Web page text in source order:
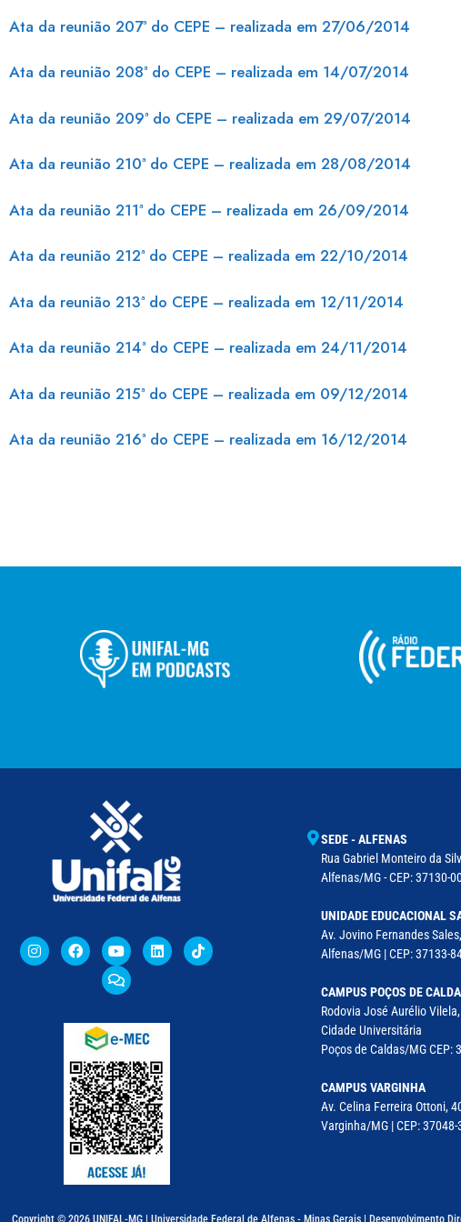
Ata da reunião 207ª do CEPE – realizada em 27/06/2014
Ata da reunião 208ª do CEPE – realizada em 14/07/2014
Ata da reunião 209ª do CEPE – realizada em 29/07/2014
Ata da reunião 210ª do CEPE – realizada em 28/08/2014
Ata da reunião 211ª do CEPE – realizada em 26/09/2014
Ata da reunião 212ª do CEPE – realizada em 22/10/2014
Ata da reunião 213ª do CEPE – realizada em 12/11/2014
Ata da reunião 214ª do CEPE – realizada em 24/11/2014
Ata da reunião 215ª do CEPE – realizada em 09/12/2014
Ata da reunião 216ª do CEPE – realizada em 16/12/2014
SEDE - ALFENAS
Rua Gabriel Monteiro da
Alfenas/MG - CEP: 37130-
UNIDADE EDUCACIONAL
Av. Jovino Fernandes
Alfenas/MG | CEP: 37133-
CAMPUS POÇOS DE
Rodovia José Aurélio
Cidade Universitária
Poços de Caldas/MG CEP:
CAMPUS VARGINHA
Av. Celina Ferreira Ottoni,
Varginha/MG | CEP:
Copyright © 2026 UNIFAL-MG | Universidade Federal de Alfenas - Minas Gerais | Desenvolvimento